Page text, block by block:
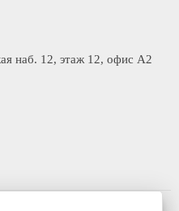
наб. 12, этаж 12, офис А2